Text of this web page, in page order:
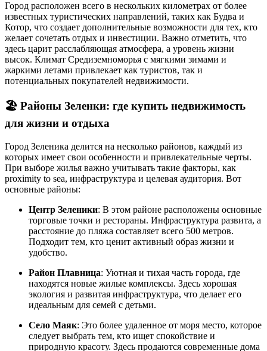
Город расположен всего в нескольких километрах от более
известных туристических направлений, таких как Будва и
Котор, что создает дополнительные возможности для тех, кто
желает сочетать отдых и инвестиции. Важно отметить, что
здесь царит расслабляющая атмосфера, а уровень жизни
высок. Климат Средиземноморья с мягкими зимами и
жаркими летами привлекает как туристов, так и
потенциальных покупателей недвижимости.
🏖️ Районы Зеленки: где купить недвижимость
для жизни и отдыха
Город Зеленика делится на несколько районов, каждый из
которых имеет свои особенности и привлекательные черты.
При выборе жилья важно учитывать такие факторы, как
proximity to sea, инфраструктура и целевая аудитория. Вот
основные районы:
Центр Зеленики: В этом районе расположены основные
торговые точки и рестораны. Инфраструктура развита, а
расстояние до пляжа составляет всего 500 метров.
Подходит тем, кто ценит активный образ жизни и
удобство.
Район Плавница: Уютная и тихая часть города, где
находятся новые жилые комплексы. Здесь хорошая
экология и развитая инфраструктура, что делает его
идеальным для семей с детьми.
Село Маяк: Это более удаленное от моря место, которое
следует выбрать тем, кто ищет спокойствие и
природную красоту. Здесь продаются современные дома